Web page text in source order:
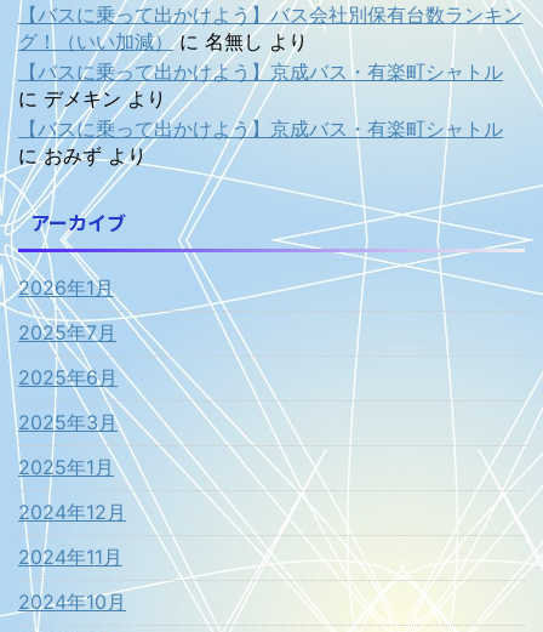
【バスに乗って出かけよう】バス会社別保有台数ランキン
グ！（いい加減）に 名無し より
【バスに乗って出かけよう】京成バス・有楽町シャトル
に デメキン より
【バスに乗って出かけよう】京成バス・有楽町シャトル
におみずより
アーカイブ
2026年1月
2025年7月
2025年6月
2025年3月
2025年1月
2024年12月
2024年11月
2024年10月